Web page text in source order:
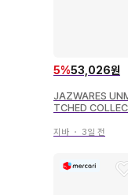
5%53,026원
JAZWARES
TCHED
벳 38
지바 ・ 3일 전